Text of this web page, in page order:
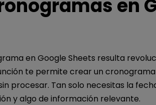
en
en Google Sheets resulta
te permite crear un
procesar. Tan solo necesitas la
y algo de información relevante.